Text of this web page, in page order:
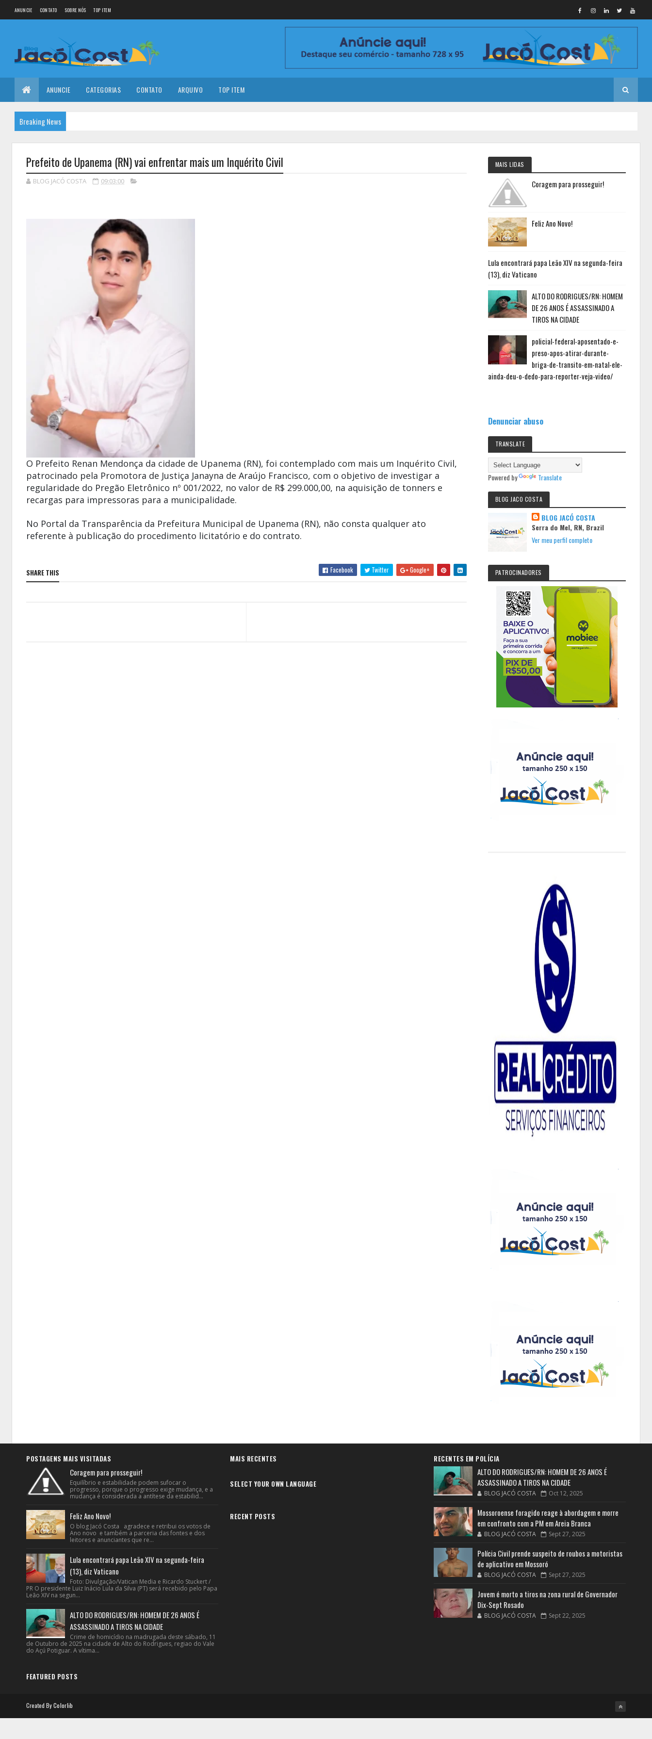
ANUNCIE CONTATO SOBRE NÓS TOP ITEM
ANUNCIE CATEGORIAS CONTATO ARQUIVO TOP ITEM
Breaking News
Prefeito de Upanema (RN) vai enfrentar mais um Inquérito Civil
BLOG JACÓ COSTA 09:03:00
O Prefeito Renan Mendonça da cidade de Upanema (RN), foi contemplado com mais um Inquérito Civil,
patrocinado pela Promotora de Justiça Janayna de Araújo Francisco, com o objetivo de investigar a
regularidade do Pregão Eletrônico nº 001/2022, no valor de R$ 299.000,00, na aquisição de tonners e
recargas para impressoras para a municipalidade.
No Portal da Transparência da Prefeitura Municipal de Upanema (RN), não consta qualquer ato
referente à publicação do procedimento licitatório e do contrato.
SHARE THIS Facebook Twitter Google+
MAIS LIDAS
Coragem para prosseguir!
Feliz Ano Novo!
Lula encontrará papa Leão XIV na segunda-feira
(13), diz Vaticano
ALTO DO RODRIGUES/RN: HOMEM
DE 26 ANOS É ASSASSINADO A
TIROS NA CIDADE
policial-federal-aposentado-e-
preso-apos-atirar-durante-
briga-de-transito-em-natal-ele-
ainda-deu-o-dedo-para-reporter-veja-video/
Denunciar abuso
TRANSLATE
Powered by Translate
BLOG JACO COSTA
BLOG JACÓ COSTA
Serra do Mel, RN, Brazil
Ver meu perfil completo
PATROCINADORES
POSTAGENS MAIS VISITADAS
Coragem para prosseguir!
Equilíbrio e estabilidade podem sufocar o
progresso, porque o progresso exige mudança, e a
mudança é considerada a antítese da estabilid...
Feliz Ano Novo!
O blog Jacó Costa agradece e retribui os votos de
Ano novo e também a parceria das fontes e dos
leitores e anunciantes que re...
Lula encontrará papa Leão XIV na segunda-feira
(13), diz Vaticano
Foto: Divulgação/Vatican Media e Ricardo Stuckert /
PR O presidente Luiz Inácio Lula da Silva (PT) será recebido pelo Papa
Leão XIV na segun...
ALTO DO RODRIGUES/RN: HOMEM DE 26 ANOS É
ASSASSINADO A TIROS NA CIDADE
Crime de homicídio na madrugada deste sábado, 11
de Outubro de 2025 na cidade de Alto do Rodrigues, regiao do Vale
do Açú Potiguar. A vítima...
FEATURED POSTS
MAIS RECENTES
SELECT YOUR OWN LANGUAGE
RECENT POSTS
RECENTES EM POLÍCIA
ALTO DO RODRIGUES/RN: HOMEM DE 26 ANOS É
ASSASSINADO A TIROS NA CIDADE
BLOG JACÓ COSTA Oct 12, 2025
Mossoroense foragido reage à abordagem e morre
em confronto com a PM em Areia Branca
BLOG JACÓ COSTA Sept 27, 2025
Polícia Civil prende suspeito de roubos a motoristas
de aplicativo em Mossoró
BLOG JACÓ COSTA Sept 27, 2025
Jovem é morto a tiros na zona rural de Governador
Dix-Sept Rosado
BLOG JACÓ COSTA Sept 22, 2025
Created ByColorlib